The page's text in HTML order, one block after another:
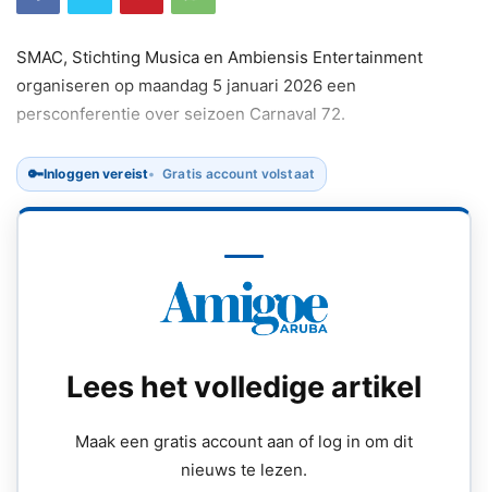
SMAC, Stichting Musica en Ambiensis Entertainment
organiseren op maandag 5 januari 2026 een
persconferentie over seizoen Carnaval 72.
🔑Inloggen vereist Gratis account volstaat
Lees het volledige artikel
Maak een gratis account aan of log in om dit
nieuws te lezen.